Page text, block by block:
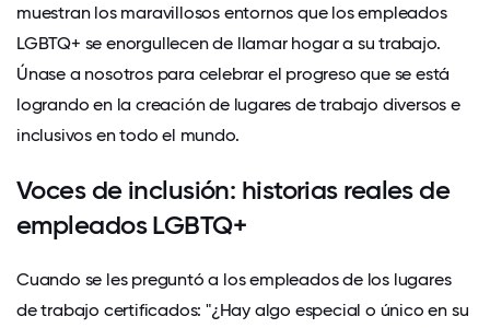
muestran los maravillosos entornos que los empleados
LGBTQ+ se enorgullecen de llamar hogar a su trabajo.
Únase a nosotros para celebrar el progreso que se está
logrando en la creación de lugares de trabajo diversos e
inclusivos en todo el mundo.
Voces de inclusión: historias reales de
empleados LGBTQ+
Cuando se les preguntó a los empleados de los lugares
de trabajo certificados: "¿Hay algo especial o único en su